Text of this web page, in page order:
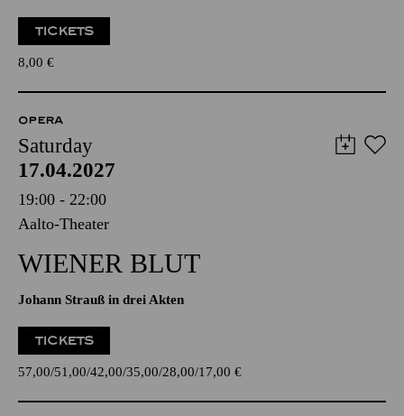
TICKETS
8,00 €
OPERA
Saturday
17.04.2027
19:00 - 22:00
Aalto-Theater
WIENER BLUT
Johann Strauß in drei Akten
TICKETS
57,00 51,00 42,00 35,00 28,00 17,00 €